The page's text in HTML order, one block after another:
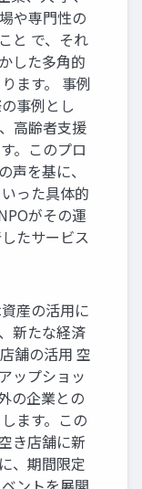
や専門性の
と で、それ
した多角的
ます。 事例
事例とし
高齢者支援
。このプロ
声を基に、
った具体的
がその運
たサービス
産の活用に
新たな経済
舗の活用 空
ップショッ
の企業との
ます。この
き店舗に新
、期間限定